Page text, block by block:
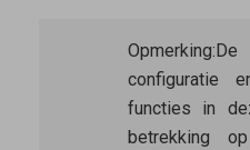
Opmerking:
configuratie
functies in
betrekking